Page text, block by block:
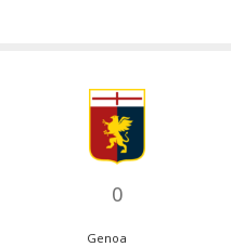
0
Genoa